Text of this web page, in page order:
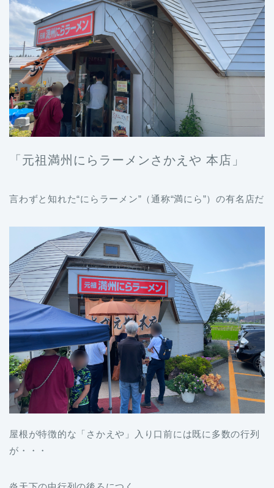
「元祖満州にらラーメンさかえや 本店」
言わずと知れた“にらラーメン”（通称“満にら”）の有名店だ
屋根が特徴的な「さかえや」入り口前には既に多数の行列
が・・・